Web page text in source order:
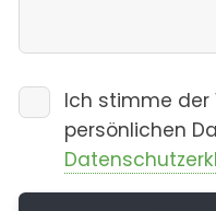
Ich stimme der
persönlichen